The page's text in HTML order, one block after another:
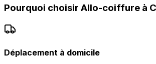
Pourquoi choisir Allo-coiffure à
Déplacement à domicile